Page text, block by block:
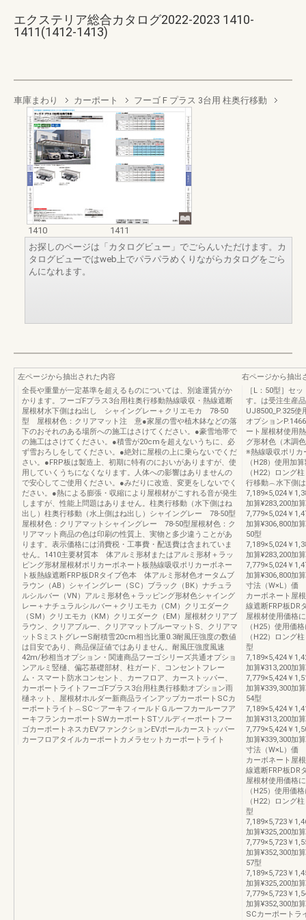
エクステリア総合カタログ2022-2023 1410-
1411(1412-1413)
車庫まわり カーポート フーゴ F プラス 3台用 柱奥行移動
1410
1411
お探しのページは「カタログビュー」でごらんいただけます。カ
タログビューではweb上でパラパラめくりながらカタログをごら
んになれます。
左ページから抽出された内容
全長や重量が一定基準を超えるものについては、別途運賃がか
かります。フーゴFプラス3台用柱奥行移動熱線吸収・熱線遮断
屋根材水下側はね出し シャイングレー＋クリエモカ 78-50
型 屋根材色：クリアマット注 意●家屋の雪や植木鉢などの落
下のおそれのある場所への施工はさけてください。●豪雪地帯で
の施工はさけてください。●積雪が20cmを超えないうちに、必
ず雪おろしをしてください。●絶対に屋根の上に乗らないでくだ
さい。●FRP板は製造上、初期に特有のにおいがありますが、使
用していくうちになくなります。人体への影響はありませんの
で安心してご使用ください。●みだりに改造、変更をしないでく
ださい。●熱による膨張・収縮により屋根材がこすれる音が発生
しますが、性能上問題はありません。柱奥行移動（水下側はね
出し）柱奥行移動（水上側はね出し）シャイングレー 78-50型
屋根材色：クリアマットシャイングレー 78-50型屋根材色：ク
リアマット商品の色は印刷の性質上、実物と多少違うことがあ
ります。表示価格には消費税・工事費・配送費は含まれていま
せん。1410主要材質本 体アルミ形材またはアルミ形材＋ラッ
ピング形材屋根材ポリカーボネート板熱線吸収ポリカーボネー
ト板熱線遮断FRP板DRタイプ色本 体アルミ形材色オータムブ
ラウン（AB）シャイングレー（SC）ブラック（BK）ナチュラ
ルシルバー（VN）アルミ形材色＋ラッピング形材色シャイング
レー＋ナチュラルシルバー＋クリエモカ（CM）クリエダーク
（SM）クリエモカ（KM）クリエダーク（EM）屋根材クリアブ
ラウン、クリアブルー、クリアマットブルーマットS、クリアマ
ットSミストグレーS耐積雪20cm相当比重0.3耐風圧強度の数値
は目安であり、商品保証値ではありません。耐風圧強度風速
42m/秒相当オプション・関連商品フーゴシリーズ共通オプショ
ンアルミ竪樋、偏芯基礎部材、柱ガード、コンセントフレー
ム・スマート防水コンセント、カーフロア、カーストッパー、
カーポートライトフーゴFプラス3台用柱奥行移動オプション雨
樋ネット、屋根材ホルダー新商品ラインアップカーポートSCカ
ーポートライト︵SC︶アーキフィールドＧルーフカールーフア
ーキフランカーポートSWカーポートSTソルディーポートフー
ゴカーポートネスカEVファンクションEVポールカーストッパー
カーフロアタイルカーポートカメラセットカーポートライト
右ページから抽出
［L：50型］セ
す。は受注生産
UJ8500_P.325使
オプション
ート屋根材使用
グ形材色（木調
※熱線吸収ポリカ
（H28）使用加
（H22）ロング
行移動︵水下側
7,189×5,024￥
加算¥283,200加
7,779×5,024￥
加算¥306,800加
50型
7,189×5,024￥
加算¥283,200加
7,779×5,024￥
加算¥306,800加
寸法（W×L）価
カーボネート屋
線遮断FRP板DR
屋根材使用価格
（H25）使用価
（H22）ロング
型
7,189×5,424￥
加算¥313,200加
7,779×5,424￥
加算¥339,300加
54型
7,189×5,424￥
加算¥313,200加
7,779×5,424￥
加算¥339,300加
寸法（W×L）価
カーボネート屋
線遮断FRP板DR
屋根材使用価格
（H25）使用価
（H22）ロング
型
7,189×5,723￥
加算¥325,200加
7,779×5,723￥
加算¥352,300加
57型
7,189×5,723￥
加算¥325,200加
7,779×5,723￥
加算¥352,300加
SCカーポートラ